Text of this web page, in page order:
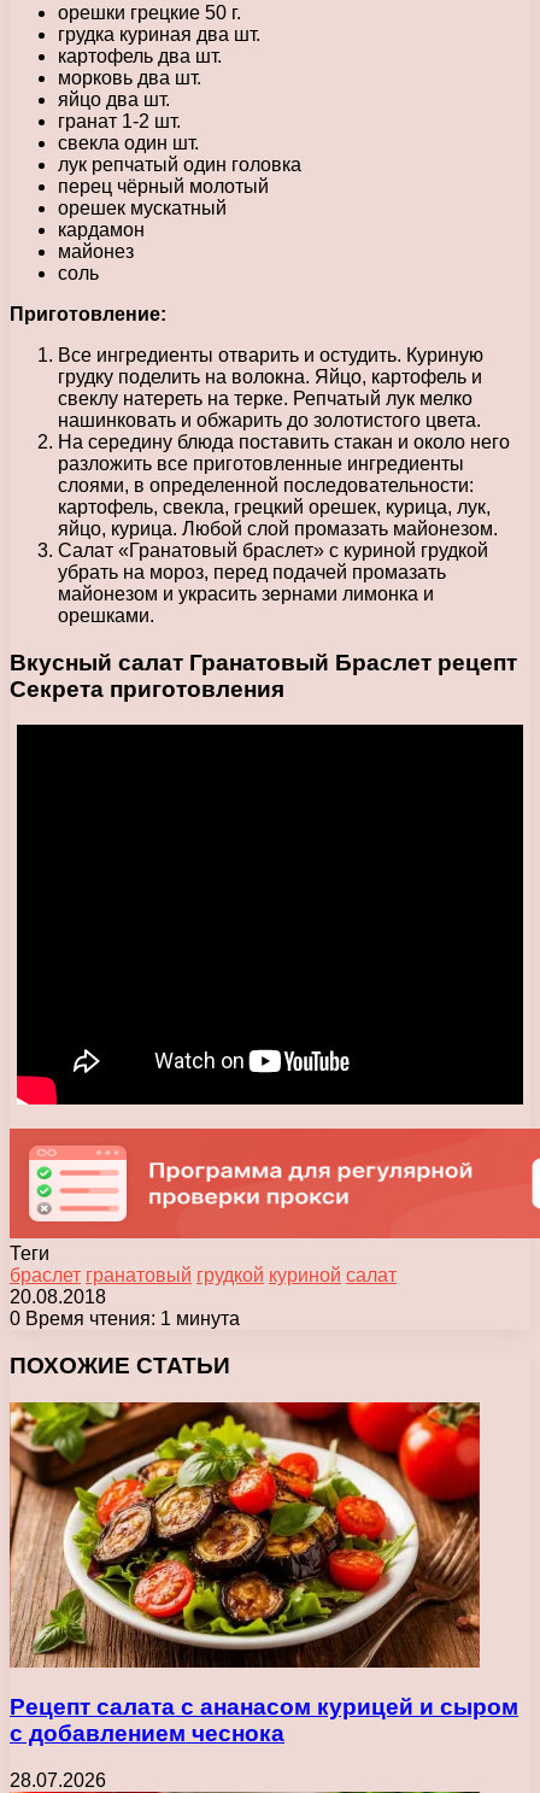
орешки грецкие 50 г.
грудка куриная два шт.
картофель два шт.
морковь два шт.
яйцо два шт.
гранат 1-2 шт.
свекла один шт.
лук репчатый один головка
перец чёрный молотый
орешек мускатный
кардамон
майонез
соль
Приготовление:
Все ингредиенты отварить и остудить. Куриную
грудку поделить на волокна. Яйцо, картофель и
свеклу натереть на терке. Репчатый лук мелко
нашинковать и обжарить до золотистого цвета.
На середину блюда поставить стакан и около него
разложить все приготовленные ингредиенты
слоями, в определенной последовательности:
картофель, свекла, грецкий орешек, курица, лук,
яйцо, курица. Любой слой промазать майонезом.
Салат «Гранатовый браслет» с куриной грудкой
убрать на мороз, перед подачей промазать
майонезом и украсить зернами лимонка и
орешками.
Вкусный салат Гранатовый Браслет рецепт
Секрета приготовления
Теги
браслет гранатовый грудкой куриной салат
20.08.2018
0 Время чтения: 1 минута
ПОХОЖИЕ СТАТЬИ
Рецепт салата с ананасом курицей и сыром
с добавлением чеснока
28.07.2026